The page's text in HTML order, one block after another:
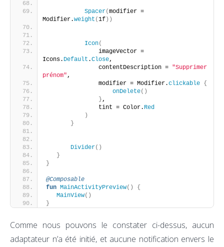
Spacer(modifier =
Modifier.weight (1f ))
Icon(
               imageVector =
Icons. Default .Close,
               contentDescription =
"Supprimer
prénom",
               modifier = Modifier.
clickable {
onDelete()
},
               tint = Color.
Red
)
}
Divider()
}
}
@Composable
fun MainActivityPreview()
{
MainView()
}
Comme nous pouvons le constater ci-dessus, aucun
adaptateur n’a été initié, et aucune notification envers le